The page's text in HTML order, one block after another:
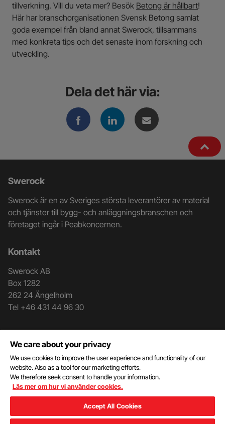
tillverkning. Vill du veta mer? Besök Betong är hållbart!
Här har branschorganisationen Svensk Betong samlat
goda exempel från bland annat Swerock, tillsammans
med konkreta tips och det senaste inom forskning och
utveckling.
Dela det här via:
Ytterligare
information
och
kontaktuppgifter
Swerock
Swerock är en av Sveriges största leverantörer av material
och tjänster till bygg- och anläggningsbranschen och
företaget ingår i Peabkoncernen.
Kontakt
Swerock AB
Box 1282
262 24 Ängelholm
Tel +46 431 44 96 30
Kontakt
Mottagningsblankett
Dokument
Kund- och leverantörsportal
Hantering av personuppgifter
We care about your privacy
We use cookies to improve the user experience and functionality of our
website. Also as a tool for our marketing efforts.
We therefore seek consent to handle your information.
Läs mer om hur vi använder cookies.
Accept All Cookies